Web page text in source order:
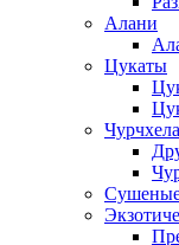
Алани
Цукаты
Чурчхела